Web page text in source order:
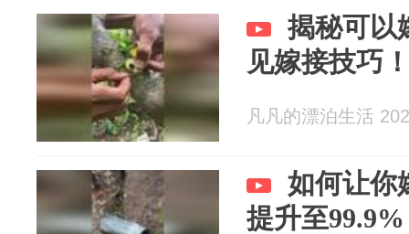
揭秘可以
见嫁接技巧
凡凡的漂泊生活
如何让你
提升至